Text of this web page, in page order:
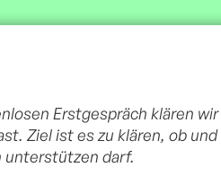
Erstgespräch klären
Ziel ist es zu klären, ob
unterstützen darf.